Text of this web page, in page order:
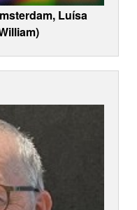
Luísa